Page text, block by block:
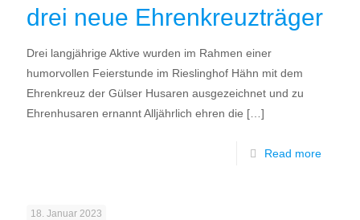
drei neue Ehrenkreuzträger
Drei langjährige Aktive wurden im Rahmen einer
humorvollen Feierstunde im Rieslinghof Hähn mit dem
Ehrenkreuz der Gülser Husaren ausgezeichnet und zu
Ehrenhusaren ernannt Alljährlich ehren die […]
Read more
18. Januar 2023